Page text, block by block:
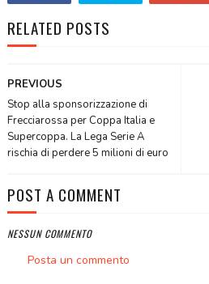
RELATED POSTS
PREVIOUS
Stop alla sponsorizzazione di
Frecciarossa per Coppa Italia e
Supercoppa. La Lega Serie A
rischia di perdere 5 milioni di euro
POST A COMMENT
NESSUN COMMENTO
Posta un commento